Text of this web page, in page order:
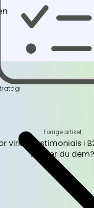
Forrige artikel
virker testimonials i
bruger du dem?